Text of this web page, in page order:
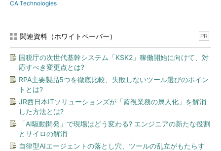
CA Technologies
関連資料（ホワイトペーパー） PR
国税庁の次世代基幹システム「KSK2」稼働開始に向けて、対
応すべき変更点とは?
RPA主要製品5つを徹底比較、失敗しないツール選びのポイン
トとは?
JR西日本ITソリューションズが「監視業務の属人化」を解消
した方法とは?
「AI駆動開発」で現場はどう変わる? エンジニアの新たな役割
とサイロの解消
自律型AIエージェントの落とし穴、ツールの乱立がもたらす